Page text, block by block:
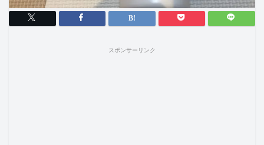
スポンサーリンク